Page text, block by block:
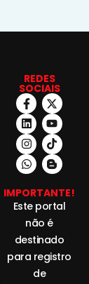
REDES
SOCIAIS
IMPORTANTE!
Este portal
não é
destinado
para registro
de